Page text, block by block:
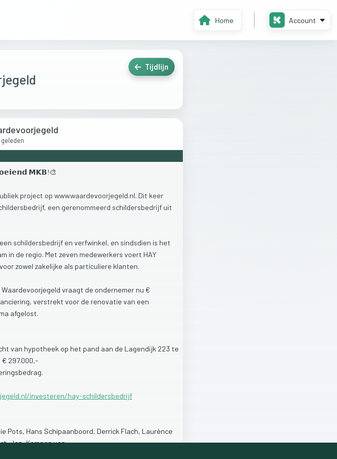
Home Account
Tijdlijn
geleden
𝗠𝗞𝗕!🎨
project op www.waardevoorjegeld.nl. Dit keer
een gerenommeerd schildersbedrijf uit
een schildersbedrijf en verfwinkel, en sindsdien is het
in de regio. Met zeven medewerkers voert HAY
voorzowel zakelijke als particuliere klanten.
Waardevoorjegeld vraagt de ondernemer nu €
verstrekt voor de renovatie van een
afgelost.
van hypotheek op het pand aan de Lagendijk 223 te
€ 297.000,-
investeren/hay-schildersbedrijf
Pots, Hans Schipaanboord, Derrick Flach, Laurènce
Jan,Kempenvan